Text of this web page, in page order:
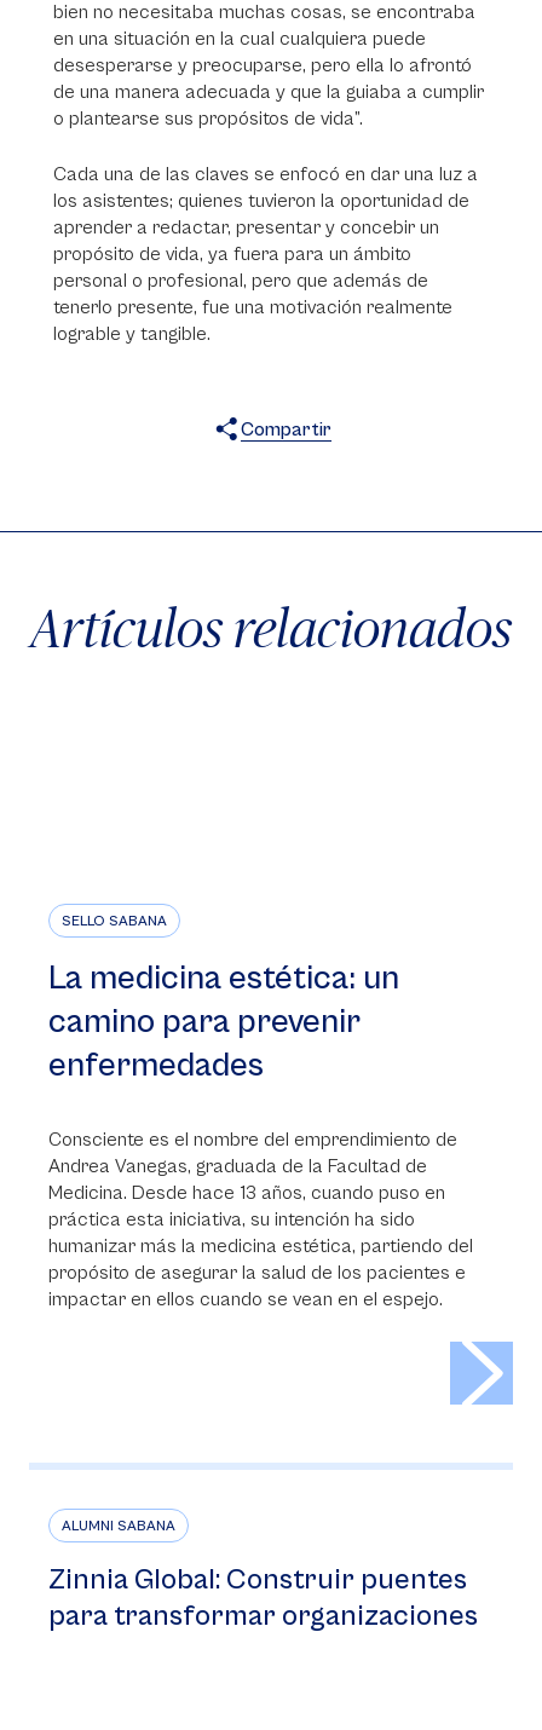
bien no necesitaba muchas cosas, se encontraba
en una situación en la cual cualquiera puede
desesperarse y preocuparse, pero ella lo afrontó
de una manera adecuada y que la guiaba a cumplir
o plantearse sus propósitos de vida”.
Cada una de las claves se enfocó en dar una luz a
los asistentes; quienes tuvieron la oportunidad de
aprender a redactar, presentar y concebir un
propósito de vida, ya fuera para un ámbito
personal o profesional, pero que además de
tenerlo presente, fue una motivación realmente
lograble y tangible.
Compartir
Artículos relacionados
SELLO SABANA
La medicina estética: un
camino para prevenir
enfermedades
Consciente es el nombre del emprendimiento de
Andrea Vanegas, graduada de la Facultad de
Medicina. Desde hace 13 años, cuando puso en
práctica esta iniciativa, su intención ha sido
humanizar más la medicina estética, partiendo del
propósito de asegurar la salud de los pacientes e
impactar en ellos cuando se vean en el espejo.
ALUMNI SABANA
Zinnia Global: Construir puentes
para transformar organizaciones